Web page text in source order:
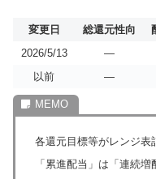
変更日 総還元性向
2026/5/13
―
以前
―
各還元目標等がレンジ表
「累進配当」は「連続